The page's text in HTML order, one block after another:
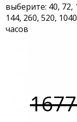
выберите: 40, 72,
144, 260, 520,
часов